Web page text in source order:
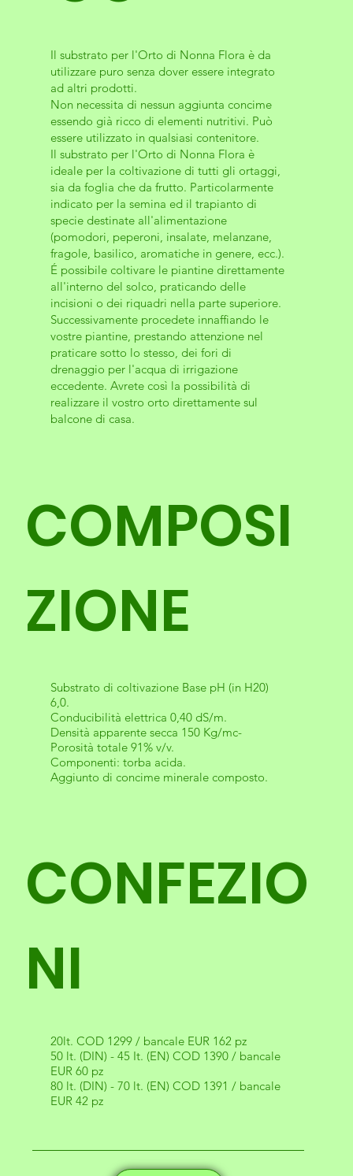
Il substrato per l'Orto di Nonna Flora è da
utilizzare puro senza dover essere integrato
ad altri prodotti.
Non necessita di nessun aggiunta concime
essendo già ricco di elementi nutritivi. Può
essere utilizzato in qualsiasi contenitore.
Il substrato per l'Orto di Nonna Flora è
ideale per la coltivazione di tutti gli ortaggi,
sia da foglia che da frutto. Particolarmente
indicato per la semina ed il trapianto di
specie destinate all'alimentazione
(pomodori, peperoni, insalate, melanzane,
fragole, basilico, aromatiche in genere, ecc.).
É possibile coltivare le piantine direttamente
all'interno del solco, praticando delle
incisioni o dei riquadri nella parte superiore.
Successivamente procedete innaffiando le
vostre piantine, prestando attenzione nel
praticare sotto lo stesso, dei fori di
drenaggio per l'acqua di irrigazione
eccedente. Avrete così la possibilità di
realizzare il vostro orto direttamente sul
balcone di casa.
COMPOSI
ZIONE
Substrato di coltivazione Base pH (in H20)
6,0.
Conducibilità elettrica 0,40 dS/m.
Densità apparente secca 150 Kg/mc-
Porosità totale 91% v/v.
Componenti: torba acida.
Aggiunto di concime minerale composto.
CONFEZIO
NI
20lt. COD 1299 / bancale EUR 162 pz
50 lt. (DIN) - 45 It. (EN) COD 1390 / bancale
EUR 60 pz
80 lt. (DIN) - 70 lt. (EN) COD 1391 / bancale
EUR 42 pz